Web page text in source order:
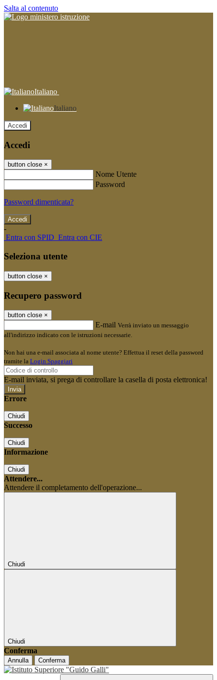
Salta al contenuto
Italiano
Italiano
Accedi
Accedi
button close ×
Nome Utente
Password
Password dimenticata?
-
Entra con SPID Entra con CIE
Seleziona utente
button close ×
Recupero password
button close ×
E-mail Verrà inviato un messaggio
all'indirizzo indicato con le istruzioni necessarie.
Non hai una e-mail associata al nome utente? Effettua il reset della password
tramite la Login Spaggiari
E-mail inviata, si prega di controllare la casella di posta elettronica!
Errore
Chiudi
Successo
Chiudi
Informazione
Chiudi
Attendere...
Attendere il completamento dell'operazione...
Chiudi
Chiudi
Conferma
Annulla Conferma